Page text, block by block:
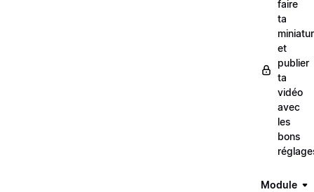
faire
ta
et
publier
ta
vidéo
avec
les
bons
Module